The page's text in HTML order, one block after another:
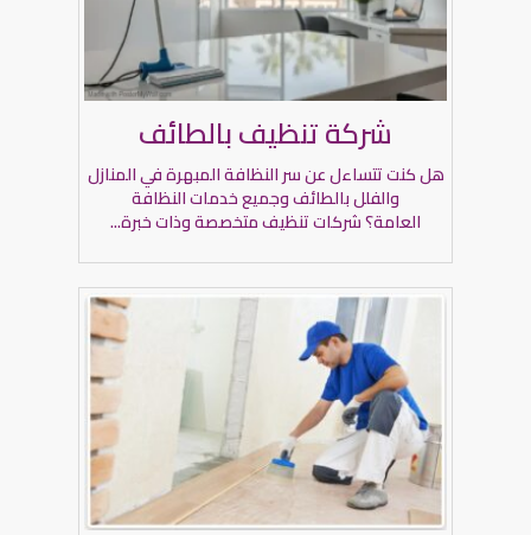
شركة تنظيف بالطائف
هل كنت تتساءل عن سر النظافة المبهرة في المنازل
والفلل بالطائف وجميع خدمات النظافة
العامة؟ شركات تنظيف متخصصة وذات خبرة...